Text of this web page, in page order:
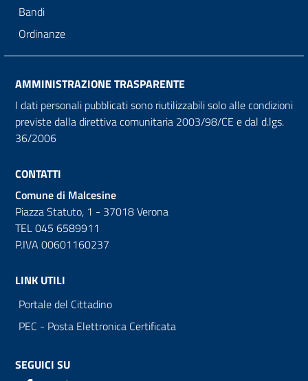
Bandi
Ordinanze
AMMINISTRAZIONE TRASPARENTE
I dati personali pubblicati sono riutilizzabili solo alle condizioni
previste dalla direttiva comunitaria 2003/98/CE e dal d.lgs.
36/2006
CONTATTI
Comune di Malcesine
Piazza Statuto, 1 - 37018 Verona
TEL 045 6589911
P.IVA 00601160237
LINK UTILI
Portale del Cittadino
PEC - Posta Elettronica Certificata
SEGUICI SU